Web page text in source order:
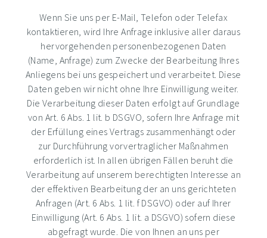
Wenn Sie uns per E-Mail, Telefon oder Telefax
kontaktieren, wird Ihre Anfrage inklusive aller daraus
hervorgehenden personenbezogenen Daten
(Name, Anfrage) zum Zwecke der Bearbeitung Ihres
Anliegens bei uns gespeichert und verarbeitet. Diese
Daten geben wir nicht ohne Ihre Einwilligung weiter.
Die Verarbeitung dieser Daten erfolgt auf Grundlage
von Art. 6 Abs. 1 lit. b DSGVO, sofern Ihre Anfrage mit
der Erfüllung eines Vertrags zusammenhängt oder
zur Durchführung vorvertraglicher Maßnahmen
erforderlich ist. In allen übrigen Fällen beruht die
Verarbeitung auf unserem berechtigten Interesse an
der effektiven Bearbeitung der an uns gerichteten
Anfragen (Art. 6 Abs. 1 lit. f DSGVO) oder auf Ihrer
Einwilligung (Art. 6 Abs. 1 lit. a DSGVO) sofern diese
abgefragt wurde. Die von Ihnen an uns per